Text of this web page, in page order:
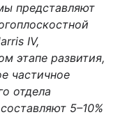
представляют
IV,
этапе развития,
частичное
отдела
5–10%